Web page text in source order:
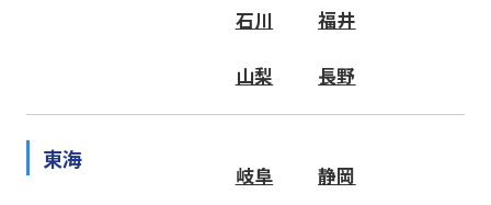
石川 福井
山梨 長野
東海
岐阜 静岡